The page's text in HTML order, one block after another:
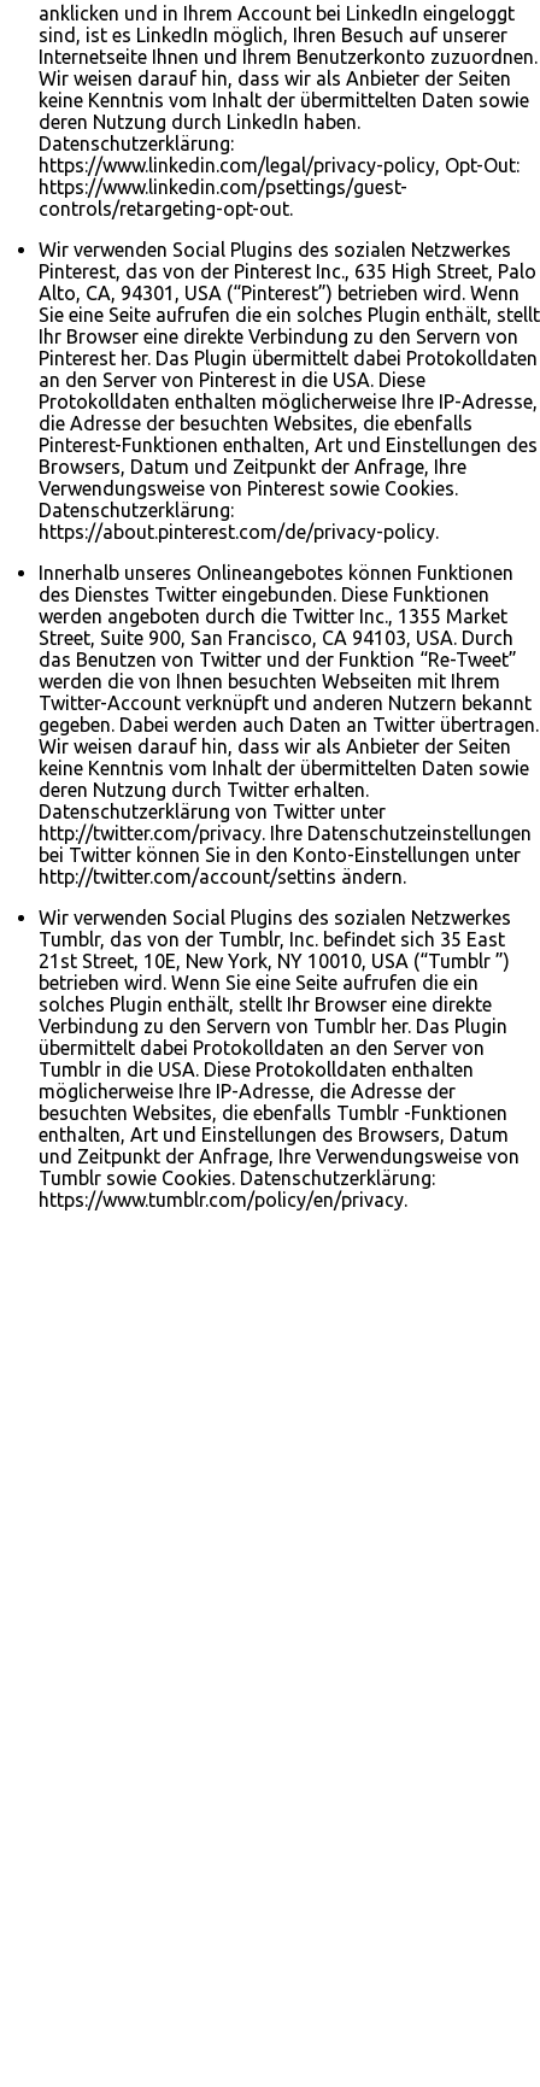
anklicken und in Ihrem Account bei LinkedIn eingeloggt
sind, ist es LinkedIn möglich, Ihren Besuch auf unserer
Internetseite Ihnen und Ihrem Benutzerkonto zuzuordnen.
Wir weisen darauf hin, dass wir als Anbieter der Seiten
keine Kenntnis vom Inhalt der übermittelten Daten sowie
deren Nutzung durch LinkedIn haben.
Datenschutzerklärung:
https://www.linkedin.com/legal/privacy-policy, Opt-Out:
https://www.linkedin.com/psettings/guest-
controls/retargeting-opt-out.
Wir verwenden Social Plugins des sozialen Netzwerkes
Pinterest, das von der Pinterest Inc., 635 High Street, Palo
Alto, CA, 94301, USA (“Pinterest”) betrieben wird. Wenn
Sie eine Seite aufrufen die ein solches Plugin enthält, stellt
Ihr Browser eine direkte Verbindung zu den Servern von
Pinterest her. Das Plugin übermittelt dabei Protokolldaten
an den Server von Pinterest in die USA. Diese
Protokolldaten enthalten möglicherweise Ihre IP-Adresse,
die Adresse der besuchten Websites, die ebenfalls
Pinterest-Funktionen enthalten, Art und Einstellungen des
Browsers, Datum und Zeitpunkt der Anfrage, Ihre
Verwendungsweise von Pinterest sowie Cookies.
Datenschutzerklärung:
https://about.pinterest.com/de/privacy-policy.
Innerhalb unseres Onlineangebotes können Funktionen
des Dienstes Twitter eingebunden. Diese Funktionen
werden angeboten durch die Twitter Inc., 1355 Market
Street, Suite 900, San Francisco, CA 94103, USA. Durch
das Benutzen von Twitter und der Funktion “Re-Tweet”
werden die von Ihnen besuchten Webseiten mit Ihrem
Twitter-Account verknüpft und anderen Nutzern bekannt
gegeben. Dabei werden auch Daten an Twitter übertragen.
Wir weisen darauf hin, dass wir als Anbieter der Seiten
keine Kenntnis vom Inhalt der übermittelten Daten sowie
deren Nutzung durch Twitter erhalten.
Datenschutzerklärung von Twitter unter
http://twitter.com/privacy. Ihre Datenschutzeinstellungen
bei Twitter können Sie in den Konto-Einstellungen unter
http://twitter.com/account/settins ändern.
Wir verwenden Social Plugins des sozialen Netzwerkes
Tumblr, das von der Tumblr, Inc. befindet sich 35 East
21st Street, 10E, New York, NY 10010, USA (“Tumblr ”)
betrieben wird. Wenn Sie eine Seite aufrufen die ein
solches Plugin enthält, stellt Ihr Browser eine direkte
Verbindung zu den Servern von Tumblr her. Das Plugin
übermittelt dabei Protokolldaten an den Server von
Tumblr in die USA. Diese Protokolldaten enthalten
möglicherweise Ihre IP-Adresse, die Adresse der
besuchten Websites, die ebenfalls Tumblr -Funktionen
enthalten, Art und Einstellungen des Browsers, Datum
und Zeitpunkt der Anfrage, Ihre Verwendungsweise von
Tumblr sowie Cookies. Datenschutzerklärung:
https://www.tumblr.com/policy/en/privacy.